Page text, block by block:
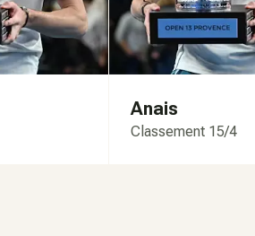
Anais
Classement 15/4